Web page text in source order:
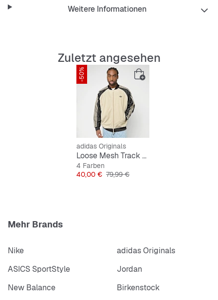
faulenzt, zieh den Reißverschluss dieses vielseitigen
Locker geschnitten
Durchgehender Reißverschluss mit
Bomberjackenkragen
100 % Polyester (100 % recycelt)
Weitere Informationen
Zuletzt angesehen
-50%
adidas Originals
Loose Mesh Track Top
4 Farben
Preis
40,00 € Originalpreis
79,99 €
Mehr Brands
Nike
adidas Originals
ASICS SportStyle
Jordan
New Balance
Birkenstock